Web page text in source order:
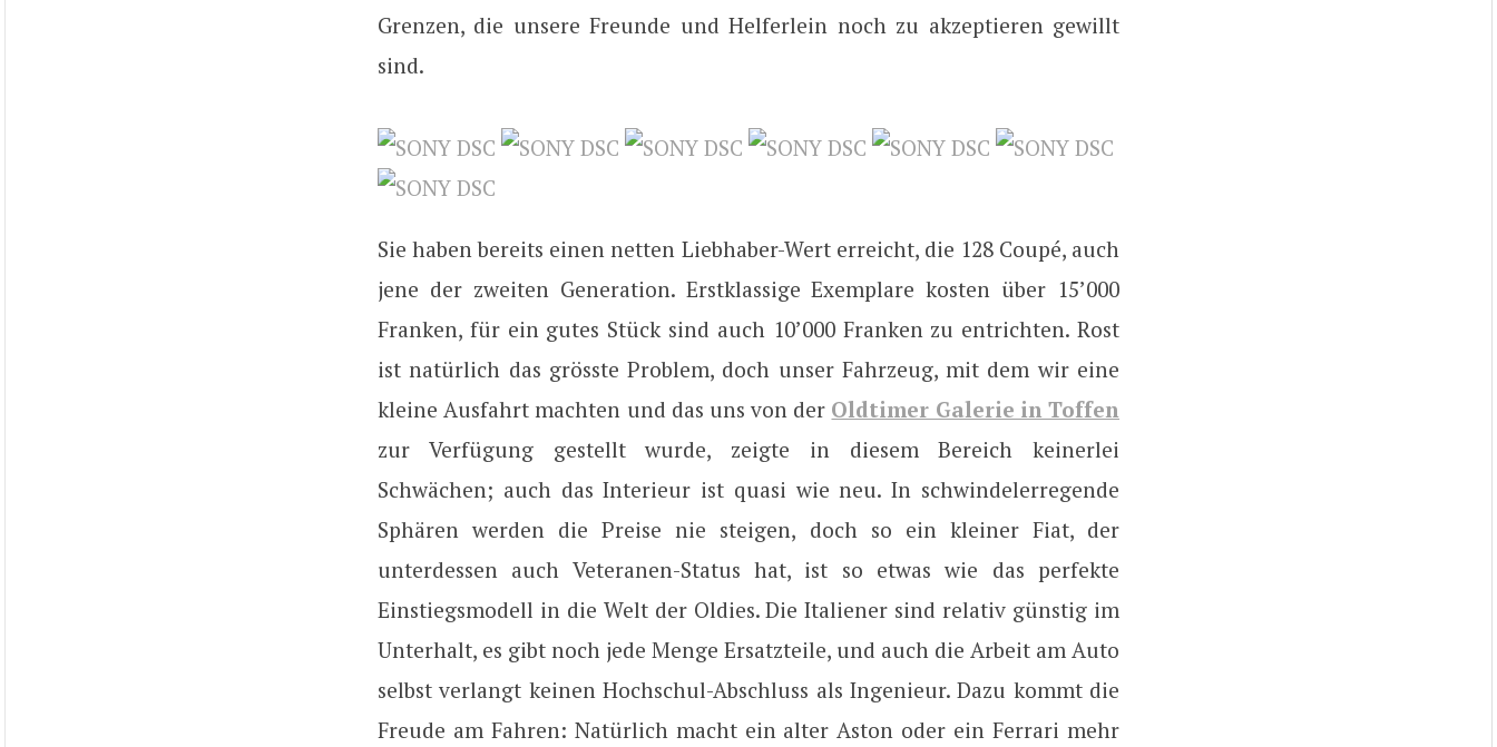
Grenzen, die unsere Freunde und Helferlein noch zu akzeptieren gewillt
sind.
Sie haben bereits einen netten Liebhaber-Wert erreicht, die 128 Coupé, auch
jene der zweiten Generation. Erstklassige Exemplare kosten über 15’000
Franken, für ein gutes Stück sind auch 10’000 Franken zu entrichten. Rost
ist natürlich das grösste Problem, doch unser Fahrzeug, mit dem wir eine
kleine Ausfahrt machten und das uns von der Oldtimer Galerie in Toffen
zur Verfügung gestellt wurde, zeigte in diesem Bereich keinerlei
Schwächen; auch das Interieur ist quasi wie neu. In schwindelerregende
Sphären werden die Preise nie steigen, doch so ein kleiner Fiat, der
unterdessen auch Veteranen-Status hat, ist so etwas wie das perfekte
Einstiegsmodell in die Welt der Oldies. Die Italiener sind relativ günstig im
Unterhalt, es gibt noch jede Menge Ersatzteile, und auch die Arbeit am Auto
selbst verlangt keinen Hochschul-Abschluss als Ingenieur. Dazu kommt die
Freude am Fahren: Natürlich macht ein alter Aston oder ein Ferrari mehr